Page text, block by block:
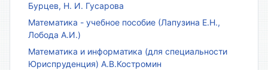
Бурцев, Н. И. Гусарова
Математика - учебное пособие (Лапузина Е.Н.,
Лобода А.И.)
Математика и информатика (для специальности
Юриспруденция) А.В.Костромин